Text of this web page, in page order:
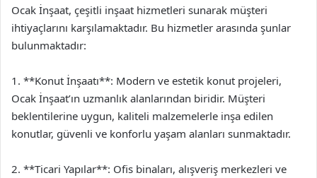
Ocak İnşaat, çeşitli inşaat hizmetleri sunarak müşteri
ihtiyaçlarını karşılamaktadır. Bu hizmetler arasında şunlar
bulunmaktadır:
1. **Konut İnşaatı**: Modern ve estetik konut projeleri,
Ocak İnşaat’ın uzmanlık alanlarından biridir. Müşteri
beklentilerine uygun, kaliteli malzemelerle inşa edilen
konutlar, güvenli ve konforlu yaşam alanları sunmaktadır.
2. **Ticari Yapılar**: Ofis binaları, alışveriş merkezleri ve